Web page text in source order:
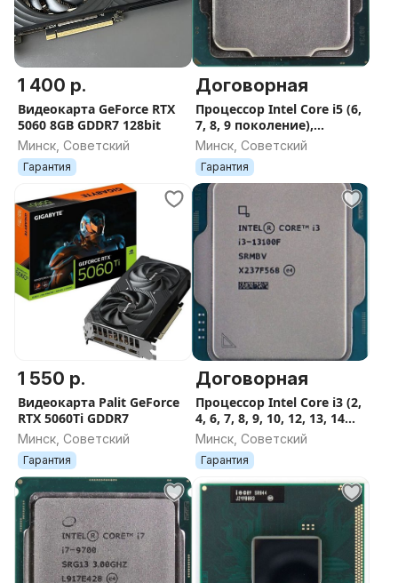
1 400 р.
Видеокарта GeForce RTX
5060 8GB GDDR7 128bit
Минск, Советский
Гарантия
Договорная
Процессор Intel Core i5 (6,
7, 8, 9 поколение),
LGA1151
Минск, Советский
Гарантия
1 550 р.
Видеокарта Palit GeForce
RTX 5060Ti GDDR7
Минск, Советский
Гарантия
Договорная
Процессор Intel Core i3 (2,
4, 6, 7, 8, 9, 10, 12, 13, 14
поколение)
Минск, Советский
Гарантия